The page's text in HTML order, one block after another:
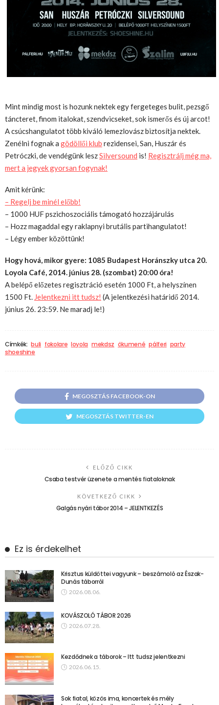
Mint mindig most is hozunk nektek egy fergeteges bulit, pezsgő
táncteret, finom italokat, szendvicseket, sok ismerős és új arcot!
A csúcshangulatot több kiváló lemezlovász biztosítja nektek.
Zenélni fognak a gödöllői klub rezidensei, San, Huszár és
Petróczki, de vendégünk leszSilversound is! Regisztrálj még ma,
mert a jegyek gyorsan fogynak!
Amit kérünk:
– Regelj be minél előbb!
– 1000 HUF pszichoszociális támogató hozzájárulás
– Hozz magaddal egy raklapnyi brutális partihangulatot!
– Légy ember közöttünk!
Hogy hová, mikor gyere: 1085 Budapest Horánszky utca 20.
Loyola Café, 2014. június 28. (szombat) 20:00 óra!
A belépő előzetes regisztráció esetén 1000 Ft, a helyszínen
1500 Ft. Jelentkezni itt tudsz! (A jelentkezési határidő 2014.
június 26. 23:59. Ne maradj le!)
Címkék: buli fokolare loyola mekdsz ökumené pálferi party
shoeshine
MEGOSZTÁS FACEBOOK-ON
MEGOSZTÁS TWITTER-EN
ELŐZŐ CIKK
Csaba testvér üzenete a mentés fiataloknak
KÖVETKEZŐ CIKK
Galgás nyári tábor 2014 – JELENTKEZÉS
Ez is érdekelhet
Krisztus küldöttei vagyunk – beszámoló az Észak-
Dunás táborról
2026.08.06.
KOVÁSZOLÓ TÁBOR 2026
2026.07.28.
Kezdődnek a táborok – Itt tudsz jelentkezni
2026.06.15.
Sok fiatal, közös ima, koncertek és mély